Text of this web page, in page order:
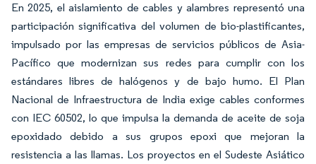
En 2025, el aislamiento de cables y alambres representó una
participación significativa del volumen de bio-plastificantes,
impulsado por las empresas de servicios públicos de Asia-
Pacífico que modernizan sus redes para cumplir con los
estándares libres de halógenos y de bajo humo. El Plan
Nacional de Infraestructura de India exige cables conformes
con IEC 60502, lo que impulsa la demanda de aceite de soja
epoxidado debido a sus grupos epoxi que mejoran la
resistencia a las llamas. Los proyectos en el Sudeste Asiático